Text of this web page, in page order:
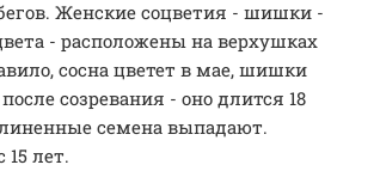
Женские соцветия - шишки -
- расположены на верхушках
сосна цветет в мае, шишки
созревания - оно длится 18
семена выпадают.
15 лет.